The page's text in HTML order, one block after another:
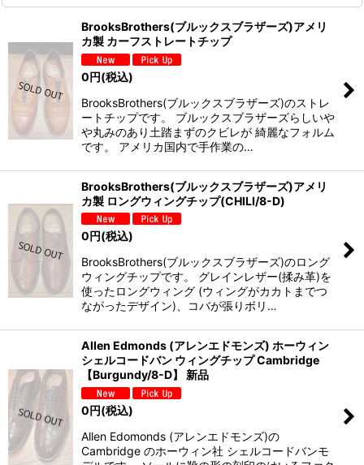
BrooksBrothers(ブルックスブラザーズ)アメリ
カ製 カーフストレートチップ
0円(税込)
BrooksBrothers(ブルックスブラザーズ)のストレ
ートチップです。 ブルックスブラザーズらしいや
や丸みのあり土踏まずのクビレが 綺麗なフォルム
です。 アメリカ国内で手作業の…
BrooksBrothers(ブルックスブラザーズ)アメリ
カ製 ロングウィングチップ(CHILI/8-D)
0円(税込)
BrooksBrothers(ブルックスブラザーズ)のロング
ウィングチップです。 グレインレザー(揉み革)を
使ったロングウィング (ウィングがカカトまでつ
ながったデザイン)、コバが張りボリ…
Allen Edmonds (アレンエドモンズ) ホーウィン
シェルコードバン ウィングチップ Cambridge
【Burgundy/8-D】 新品
0円(税込)
Allen Edomonds (アレンエドモンズ)の
Cambridge のホーウィン社 シェルコードバンモ